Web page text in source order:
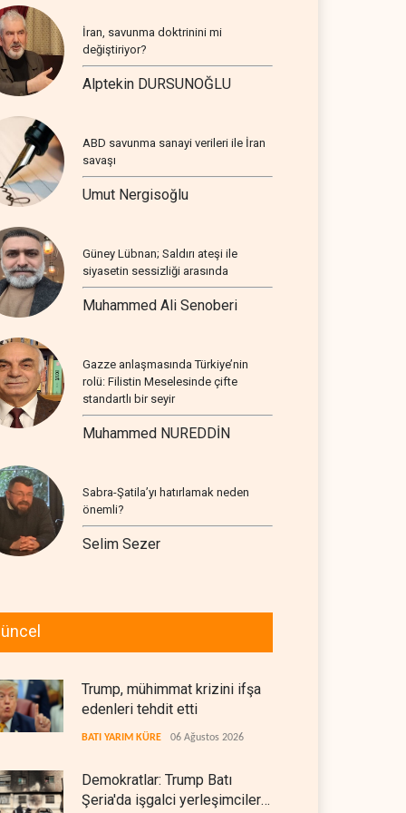
İran, savunma doktrinini mi
değiştiriyor?
Alptekin DURSUNOĞLU
ABD savunma sanayi verileri ile İran
savaşı
Umut Nergisoğlu
Güney Lübnan; Saldırı ateşi ile
siyasetin sessizliği arasında
Muhammed Ali Senoberi
Gazze anlaşmasında Türkiye’nin
rolü: Filistin Meselesinde çifte
standartlı bir seyir
Muhammed NUREDDİN
Sabra-Şatila’yı hatırlamak neden
önemli?
Selim Sezer
Trump, mühimmat krizini ifşa
edenleri tehdit etti
BATI YARIM KÜRE 06 Ağustos 2026
Demokratlar: Trump Batı
Şeria'da işgalci yerleşimcilere